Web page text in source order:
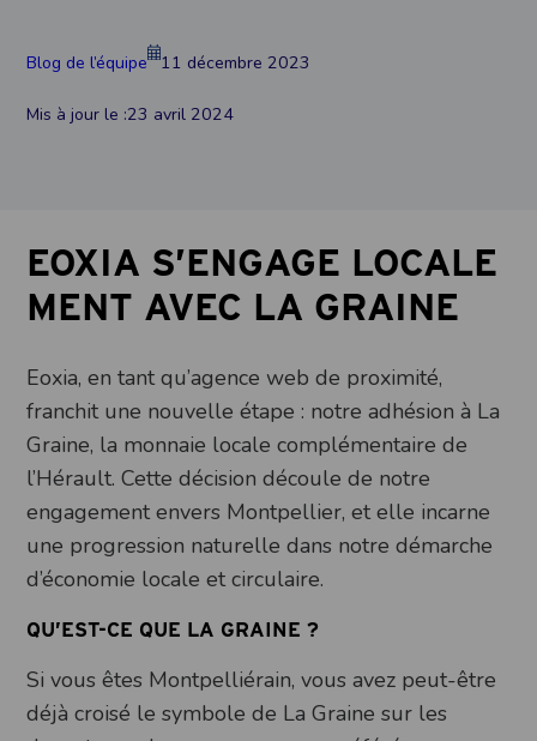
Blog de l’équipe 11 décembre 2023
Mis à jour le :23 avril 2024
EOXIA S’ENGAGE LOCALE
MENT AVEC LA GRAINE
Eoxia, en tant qu’agence web de proximité,
franchit une nouvelle étape : notre adhésion à La
Graine, la monnaie locale complémentaire de
l’Hérault. Cette décision découle de notre
engagement envers Montpellier, et elle incarne
une progression naturelle dans notre démarche
d’économie locale et circulaire.
QU’EST-CE QUE LA GRAINE ?
Si vous êtes Montpelliérain, vous avez peut-être
déjà croisé le symbole de La Graine sur les